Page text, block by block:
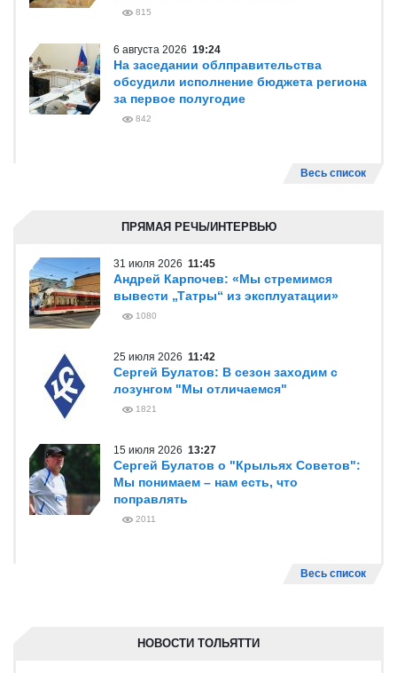
815
6 августа 2026 19:24
На заседании облправительства
обсудили исполнение бюджета региона
за первое полугодие
842
Весь список
ПРЯМАЯ РЕЧЬ/ИНТЕРВЬЮ
31 июля 2026 11:45
Андрей Карпочев: «Мы стремимся
вывести „Татры“ из эксплуатации»
1080
25 июля 2026 11:42
Сергей Булатов: В сезон заходим с
лозунгом "Мы отличаемся"
1821
15 июля 2026 13:27
Сергей Булатов о "Крыльях Советов":
Мы понимаем – нам есть, что
поправлять
2011
Весь список
НОВОСТИ ТОЛЬЯТТИ